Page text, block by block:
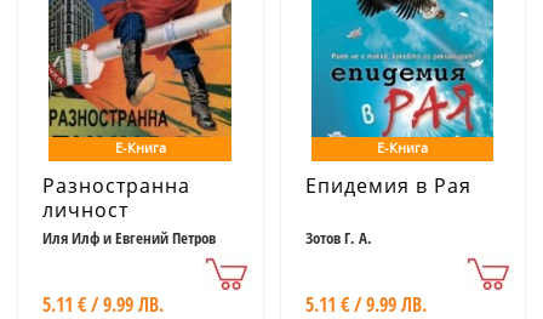
Е-Книга
Разностранна
личност
Иля Илф и Евгений Петров
5.11 € / 9.99 ЛВ.
Е-Книга
Епидемия в Рая
Зотов Г. А.
5.11 € / 9.99 ЛВ.